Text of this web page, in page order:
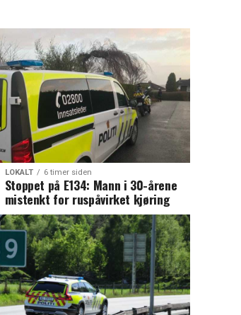
LOKALT 6 timer siden
Stoppet på E134: Mann i 30-årene
mistenkt for ruspåvirket kjøring